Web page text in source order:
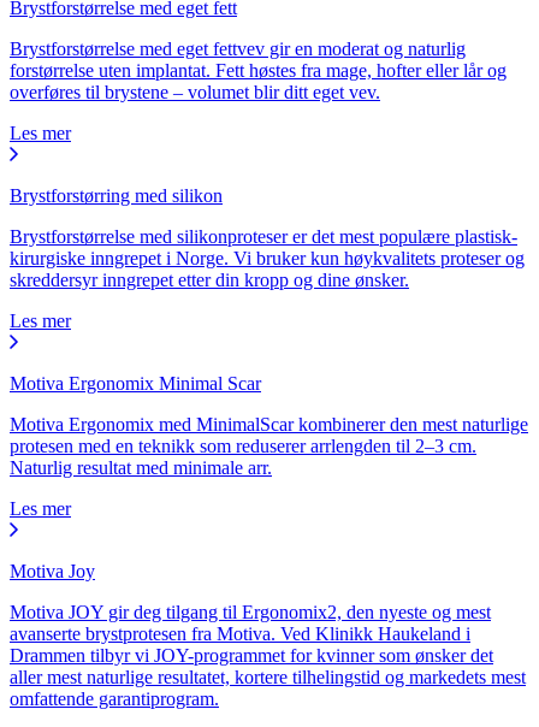
Brystforstørrelse med eget fett
Brystforstørrelse med eget fettvev gir en moderat og naturlig
forstørrelse uten implantat. Fett høstes fra mage, hofter eller lår og
overføres til brystene – volumet blir ditt eget vev.
Les mer
Brystforstørring med silikon
Brystforstørrelse med silikonproteser er det mest populære plastisk-
kirurgiske inngrepet i Norge. Vi bruker kun høykvalitets proteser og
skreddersyr inngrepet etter din kropp og dine ønsker.
Les mer
Motiva Ergonomix Minimal Scar
Motiva Ergonomix med MinimalScar kombinerer den mest naturlige
protesen med en teknikk som reduserer arrlengden til 2–3 cm.
Naturlig resultat med minimale arr.
Les mer
Motiva Joy
Motiva JOY gir deg tilgang til Ergonomix2, den nyeste og mest
avanserte brystprotesen fra Motiva. Ved Klinikk Haukeland i
Drammen tilbyr vi JOY-programmet for kvinner som ønsker det
aller mest naturlige resultatet, kortere tilhelingstid og markedets mest
omfattende garantiprogram.